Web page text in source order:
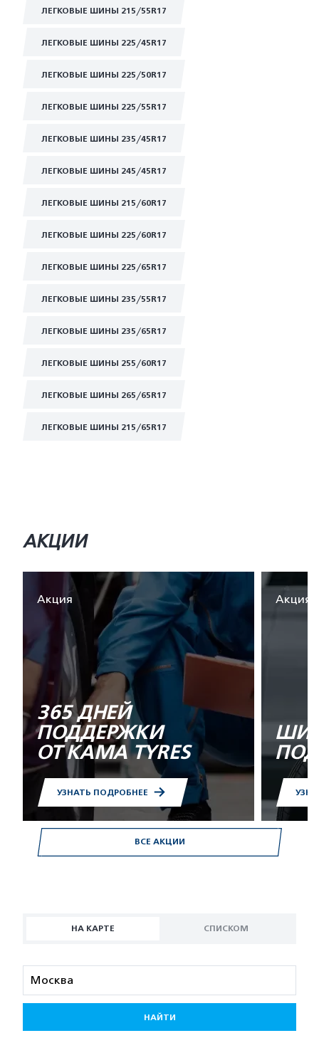
ЛЕГКОВЫЕ ШИНЫ 215/55R17
ЛЕГКОВЫЕ ШИНЫ 225/45R17
ЛЕГКОВЫЕ ШИНЫ 225/50R17
ЛЕГКОВЫЕ ШИНЫ 225/55R17
ЛЕГКОВЫЕ ШИНЫ 235/45R17
ЛЕГКОВЫЕ ШИНЫ 245/45R17
ЛЕГКОВЫЕ ШИНЫ 215/60R17
ЛЕГКОВЫЕ ШИНЫ 225/60R17
ЛЕГКОВЫЕ ШИНЫ 225/65R17
ЛЕГКОВЫЕ ШИНЫ 235/55R17
ЛЕГКОВЫЕ ШИНЫ 235/65R17
ЛЕГКОВЫЕ ШИНЫ 255/60R17
ЛЕГКОВЫЕ ШИНЫ 265/65R17
ЛЕГКОВЫЕ ШИНЫ 215/65R17
ВСЕ АКЦИИ
АКЦИИ
Акция
365 ДНЕЙ
ПОДДЕРЖКИ
ОТ KAMA TYRES
УЗНАТЬ ПОДРОБНЕЕ
Акция
НА КАРТЕ СПИСКОМ
НАЙТИ